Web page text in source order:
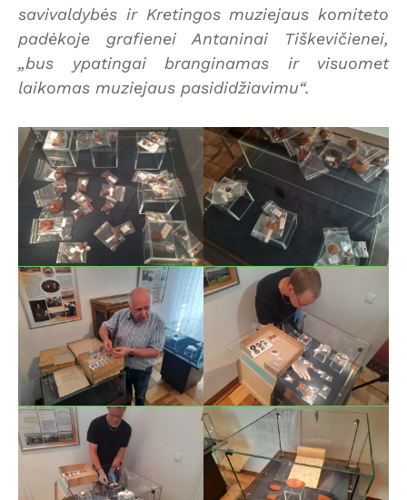
savivaldybės ir Kretingos muziejaus komiteto
padėkoje grafienei Antaninai Tiškevičienei,
„bus ypatingai branginamas ir visuomet
laikomas muziejaus pasididžiavimu“.